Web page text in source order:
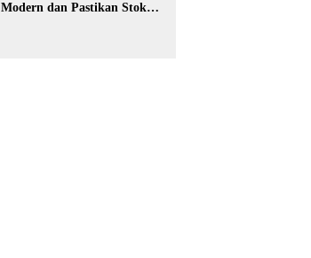
Modern dan Pastikan Stok